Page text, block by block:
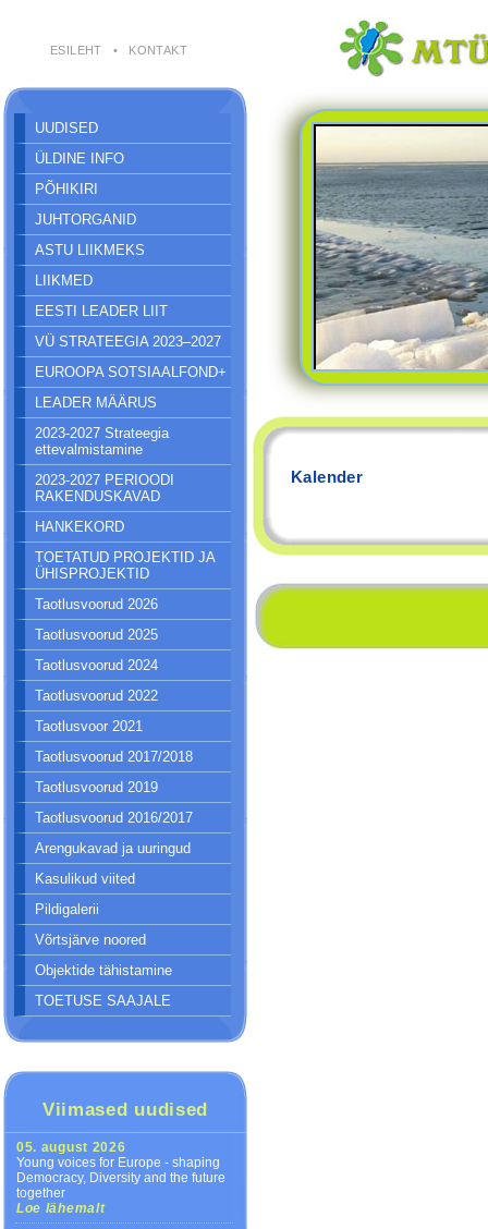
ESILEHT • KONTAKT
UUDISED
ÜLDINE INFO
PÕHIKIRI
JUHTORGANID
ASTU LIIKMEKS
LIIKMED
EESTI LEADER LIIT
VÜ STRATEEGIA 2023–2027
EUROOPA SOTSIAALFOND+
LEADER MÄÄRUS
2023-2027 Strateegia
ettevalmistamine
2023-2027 PERIOODI
RAKENDUSKAVAD
HANKEKORD
TOETATUD PROJEKTID JA
ÜHISPROJEKTID
Taotlusvoorud 2026
Taotlusvoorud 2025
Taotlusvoorud 2024
Taotlusvoorud 2022
Taotlusvoor 2021
Taotlusvoorud 2017/2018
Taotlusvoorud 2019
Taotlusvoorud 2016/2017
Arengukavad ja uuringud
Kasulikud viited
Pildigalerii
Võrtsjärve noored
Objektide tähistamine
TOETUSE SAAJALE
Viimased uudised
05. august 2026
Young voices for Europe - shaping
Democracy, Diversity and the future
together
Loe lähemalt
Kalender